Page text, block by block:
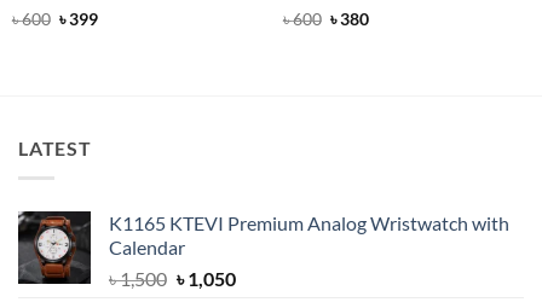
Rated4.91
৳600 Original
৳399Current
Rated5
৳600 Original
৳380Current
LATEST
K1165 KTEVI Premium Analog Wristwatch with
Calendar
৳1,500 Original
৳1,050Current